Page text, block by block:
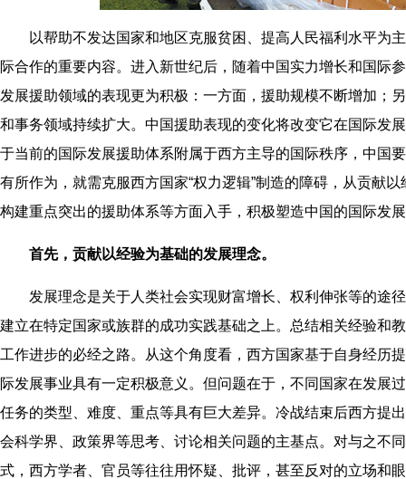
以帮助不发达国家和地区克服贫困、提高人民福利水平为
际合作的重要内容。进入新世纪后，随着中国实力增长和国际
发展援助领域的表现更为积极：一方面，援助规模不断增加；
和事务领域持续扩大。中国援助表现的变化将改变它在国际发
于当前的国际发展援助体系附属于西方主导的国际秩序，中国
有所作为，就需克服西方国家“权力逻辑”制造的障碍，从贡献
构建重点突出的援助体系等方面入手，积极塑造中国的国际发
首先，贡献以经验为基础的发展理念。
发展理念是关于人类社会实现财富增长、权利伸张等的途
建立在特定国家或族群的成功实践基础之上。总结相关经验和
工作进步的必经之路。从这个角度看，西方国家基于自身经历
际发展事业具有一定积极意义。但问题在于，不同国家在发展
任务的类型、难度、重点等具有巨大差异。冷战结束后西方提
会科学界、政策界等思考、讨论相关问题的主基点。对与之不
式，西方学者、官员等往往用怀疑、批评，甚至反对的立场和